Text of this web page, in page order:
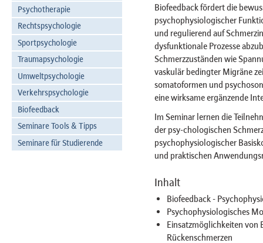
Psychotherapie
Rechtspsychologie
Sportpsychologie
Traumapsychologie
Umweltpsychologie
Verkehrspsychologie
Biofeedback
Seminare Tools & Tipps
Seminare für Studierende
Biofeedback fördert die
psychophysiologischer
und regulierend auf
dysfunktionale Prozesse
Schmerzzuständen wie
vaskulär bedingter Migräne
somatoformen und
eine wirksame ergänzende
Im Seminar lernen die
der psy-chologischen
psychophysiologischer
und praktischen
Inhalt
Biofeedback -
Psychophysiologisches
Einsatzmöglichkeiten von
Rückenschmerzen